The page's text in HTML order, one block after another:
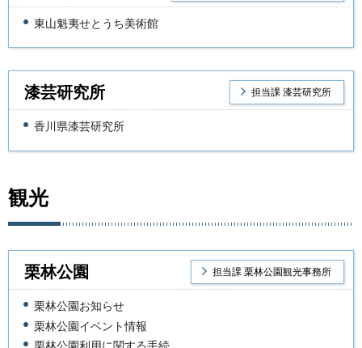
東山魁夷せとうち美術館
漆芸研究所 担当課 漆芸研究所
香川県漆芸研究所
観光
栗林公園 担当課 栗林公園観光事務所
栗林公園お知らせ
栗林公園イベント情報